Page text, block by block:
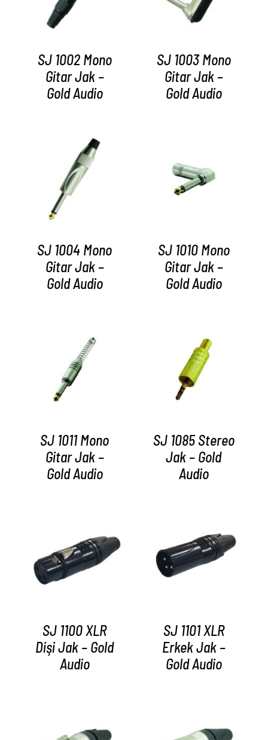
SJ 1002 Mono
Gitar Jak –
Gold Audio
SJ 1003 Mono
Gitar Jak –
Gold Audio
AYRINTILAR
SJ 1004 Mono
Gitar Jak –
Gold Audio
AYRINTILAR
SJ 1010 Mono
Gitar Jak –
Gold Audio
AYRINTILAR
SJ 1011 Mono
Gitar Jak –
Gold Audio
AYRINTILAR
SJ 1085 Stereo
Jak – Gold
Audio
AYRINTILAR
SJ 1100 XLR
Dişi Jak – Gold
Audio
AYRINTILAR
SJ 1101 XLR
Erkek Jak –
Gold Audio